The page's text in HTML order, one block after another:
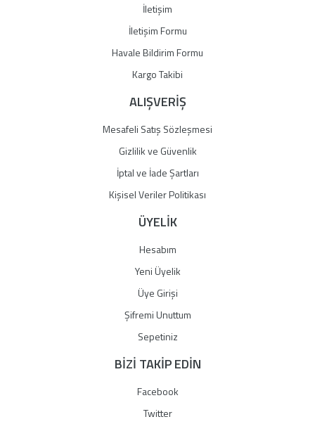
İletişim
İletişim Formu
Havale Bildirim Formu
Kargo Takibi
ALIŞVERİŞ
Mesafeli Satış Sözleşmesi
Gizlilik ve Güvenlik
İptal ve İade Şartları
Kişisel Veriler Politikası
ÜYELİK
Hesabım
Yeni Üyelik
Üye Girişi
Şifremi Unuttum
Sepetiniz
BİZİ TAKİP EDİN
Facebook
Twitter